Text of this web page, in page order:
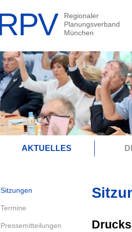
AKTUELLES
Sitzungen
Termine
Pressemitteilungen